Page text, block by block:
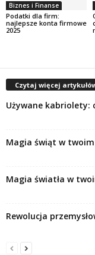
Biznes i Finanse
Podatki dla firm:
najlepsze konta firmowe
2025
Czytaj więcej
Używane kabriolety:
Magia świąt w
Magia światła w
Rewolucja